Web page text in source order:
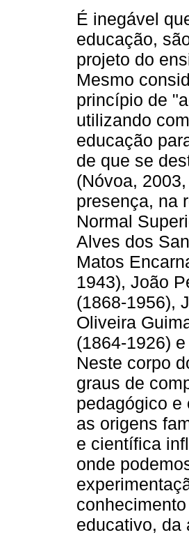
É inegável
educação,
projeto do
Mesmo
princípio de
utilizando
educação
de que se
(Nóvoa,
presença, na
Normal
Alves dos
Matos
1943), João
(1868-1956),
Oliveira
(1864-1926)
Neste corpo
graus de
pedagógico e
as origens
e científica
onde
educativo, da